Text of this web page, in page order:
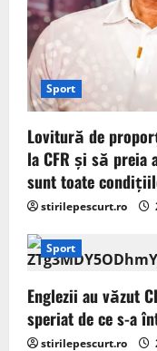
Sport
Lovitură de
la CFR și să preia
sunt toate
stirilepescurt.ro
Sport
Englezii au văzut
speriat de ce s-a
stirilepescurt.ro